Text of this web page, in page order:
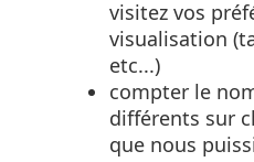
visitez vos
visualisation
etc...)
compter le
différents sur
que nous